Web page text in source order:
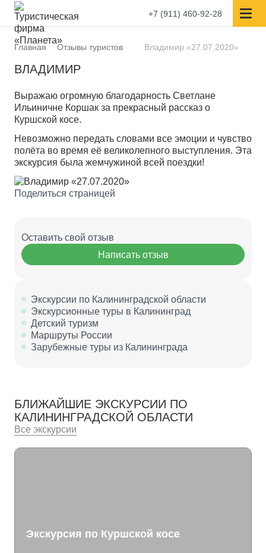
+7 (911) 460-92-28
Главная Отзывы туристов Владимир «27.07.2020»
ВЛАДИМИР
Выражаю огромную благодарность Светлане
Ильиничне Коршак за прекрасный рассказ о
Куршской косе.
Невозможно передать словами все эмоции и чувство
полёта во время её великолепного выступления. Эта
экскурсия была жемчужиной всей поездки!
Оставить свой отзыв
Написать отзыв
Экскурсии по Калининградской области
Экскурсионные туры в Калининград
Детский туризм
Маршруты России
Зарубежные туры из Калининграда
Поделиться страницей
БЛИЖАЙШИЕ ЭКСКУРСИИ ПО
КАЛИНИНГРАДСКОЙ ОБЛАСТИ
Все экскурсии
Экскурсия по Куршской косе